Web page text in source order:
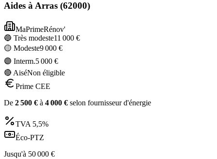
Aides àArras (62000)
MaPrimeRénov'
🔵 Très modeste11 000 €
🟡 Modeste9 000 €
🟣 Interm.5 000 €
🔴 AiséNon éligible
Prime CEE
De 2 500 € à 4 000 € selon fournisseur d'énergie
TVA 5,5%
Éco-PTZ
Jusqu'à 50 000 €